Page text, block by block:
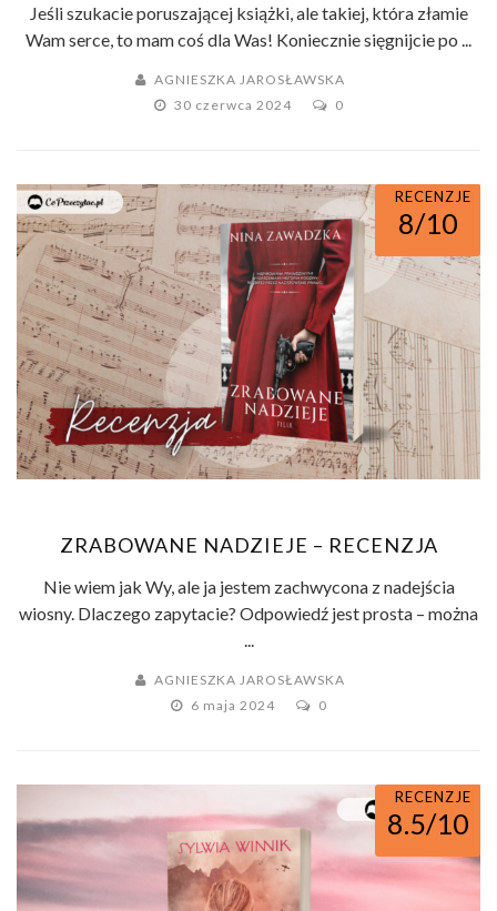
Jeśli szukacie poruszającej książki, ale takiej, która złamie
Wam serce, to mam coś dla Was! Koniecznie sięgnijcie po ...
AGNIESZKA JAROSŁAWSKA
30 czerwca 2024
0
RECENZJE
8/10
ZRABOWANE NADZIEJE – RECENZJA
Nie wiem jak Wy, ale ja jestem zachwycona z nadejścia
wiosny. Dlaczego zapytacie? Odpowiedź jest prosta – można
AGNIESZKA JAROSŁAWSKA
6 maja 2024
0
RECENZJE
8.5/10